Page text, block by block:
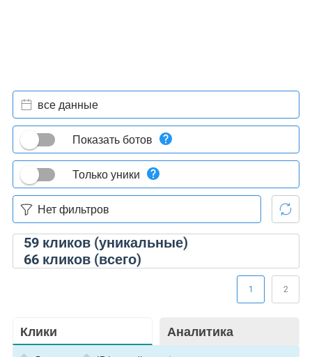
59кликов (уникальные)
66кликов (всего)
все данные
Показать ботов
Только уники
Клики Аналитика
1 2